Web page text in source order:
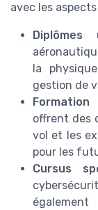
avec les
Diplômes
la
gestion de
Formation
offrent des
vol et les
pour les
Cursus
également